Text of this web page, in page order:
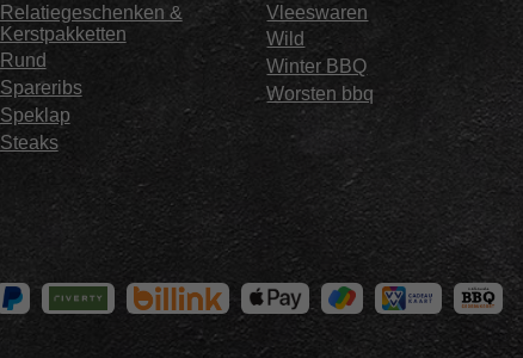
Relatiegeschenken &
Kerstpakketten
Rund
Spareribs
Speklap
Steaks
Vleeswaren
Wild
Winter BBQ
Worsten bbq